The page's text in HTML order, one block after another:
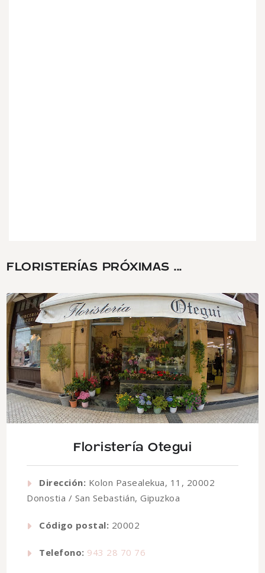
FLORISTERÍAS PRÓXIMAS ...
Floristería Otegui
Dirección: Kolon Pasealekua, 11, 20002
Donostia / San Sebastián, Gipuzkoa
Código postal: 20002
Telefono: 943 28 70 76